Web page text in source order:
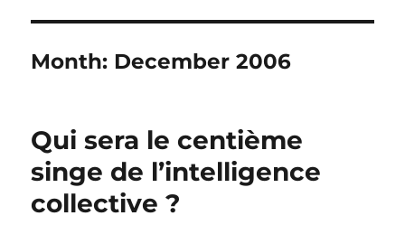
Month: December 2006
Qui sera le centième
singe de l’intelligence
collective ?